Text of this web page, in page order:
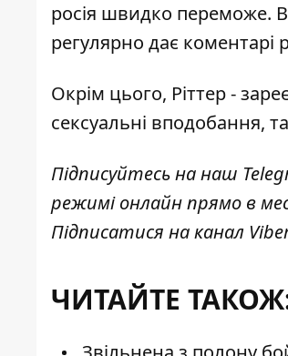
росія швидко переможе.
регулярно дає коментарі
Окрім цього, Ріттер -
сексуальні вподобання,
Підписуйтесь на наш
режимі онлайн прямо в
Підписатися на канал
ЧИТАЙТЕ